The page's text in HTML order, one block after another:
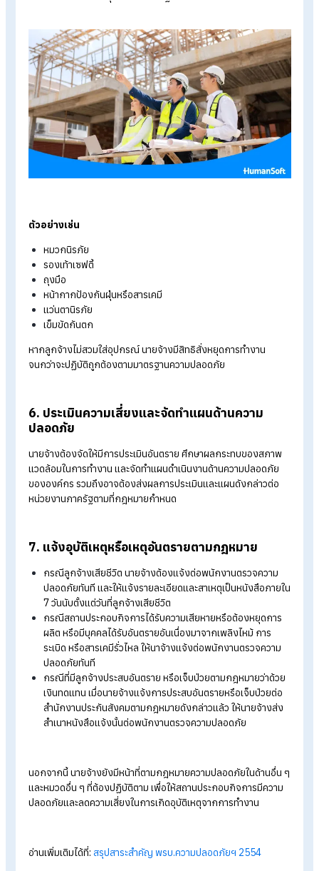
งาน เปลี่ยนงาน หรือเปลี่ยนสถานที่ทำงาน
4. จัดอบรมความปลอดภัยให้พนักงาน
นายจ้างต้องจัดให้ผู้บริหาร หัวหน้างาน และลูกจ้างได้รับการฝึกอบ
ด้านความปลอดภัย อาชีวอนามัย และสภาพแวดล้อมในการทำงาน
อย่างเหมาะสม โดยเฉพาะกรณีต่อไปนี้ ต้องมีการอบรมก่อนเริ่มงา
รับพนักงานใหม่
เปลี่ยนเครื่องจักรหรืออุปกรณ์
ซึ่งอาจทำให้ลูกจ้างได้รับอันตรายต่อชีวิต ร่างกาย จิตใจ หรือสุขภ
อนามัย ให้นายจ้างจัดให้มีการฝึกอบรมลูกจ้างทุกคนก่อนเริ่มงาน
5. จัดหาอุปกรณ์ป้องกันอันตรายส่วนบุคคล
ป้องกันอันตรายส่วนบุคคลที่ได้มาตรฐาน
ตัวอย่างเช่น
หมวกนิรภัย
รองเท้าเซฟตี้
ถุงมือ
แว่นตานิรภัย
เข็มขัดกันตก
หากลูกจ้างไม่สวมใส่อุปกรณ์ นายจ้างมีสิทธิสั่งหยุดการทำงาน